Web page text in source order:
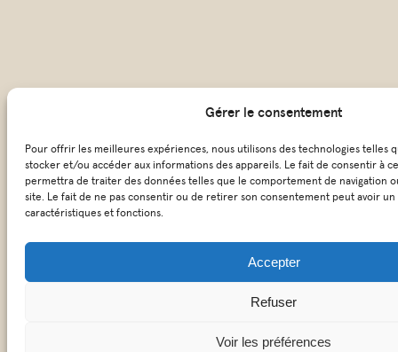
Gérer le consentement
Pour offrir les meilleures expériences, nous utilisons des technologies telles
stocker et/ou accéder aux informations des appareils. Le fait de consentir à
permettra de traiter des données telles que le comportement de navigation
site. Le fait de ne pas consentir ou de retirer son consentement peut avoir
caractéristiques et fonctions.
Accepter
Refuser
Voir les préférences